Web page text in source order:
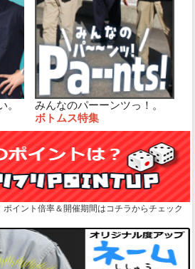
。
みんなのパーーンツっ！。
ボトムス特集
イント倍率＆開催期間はコチラからチェック